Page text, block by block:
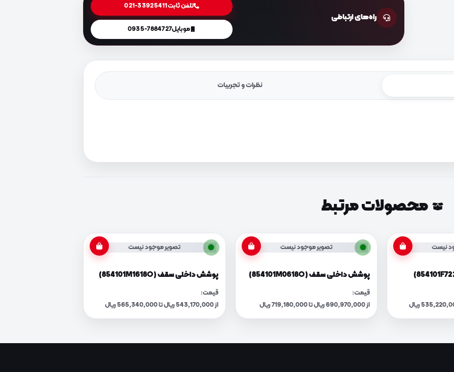
راه‌های ارتباطی
تلفن ثابت021-33925411
موبایل0935-7884727
نظرات و تجربیات
محصولات مرتبط
نیست تصویر موجود نیست
پوشش داخلی سقف (854101M0618O)
قیمت:
از 690,970,000 ریال تا 719,180,000 ریال
تصویر موجود نیست
پوشش داخلی سقف (854101M1618O)
قیمت:
از 543,170,000 ریال تا 565,340,000 ریال